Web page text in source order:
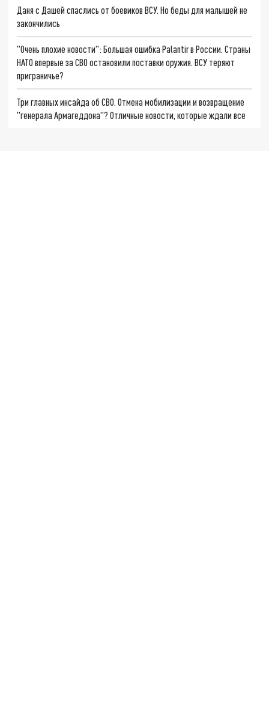
Даня с Дашей спаслись от боевиков ВСУ. Но беды для малышей не
закончились
"Очень плохие новости": Большая ошибка Palantir в России. Страны
НАТО впервые за СВО остановили поставки оружия. ВСУ теряют
приграничье?
Три главных инсайда об СВО. Отмена мобилизации и возвращение
"генерала Армагеддона"? Отличные новости, которые ждали все